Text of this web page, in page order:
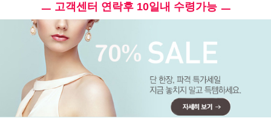
ㅡ 고객센터 연락후 10일내 수령가능 ㅡ